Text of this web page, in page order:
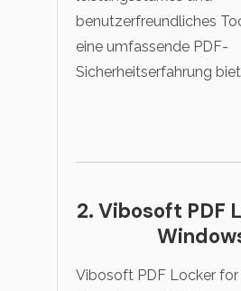
benutzerfreundliches
eine umfassende PDF-
Sicherheitserfahrung
2. Vibosoft PDF
Vibosoft PDF Locker